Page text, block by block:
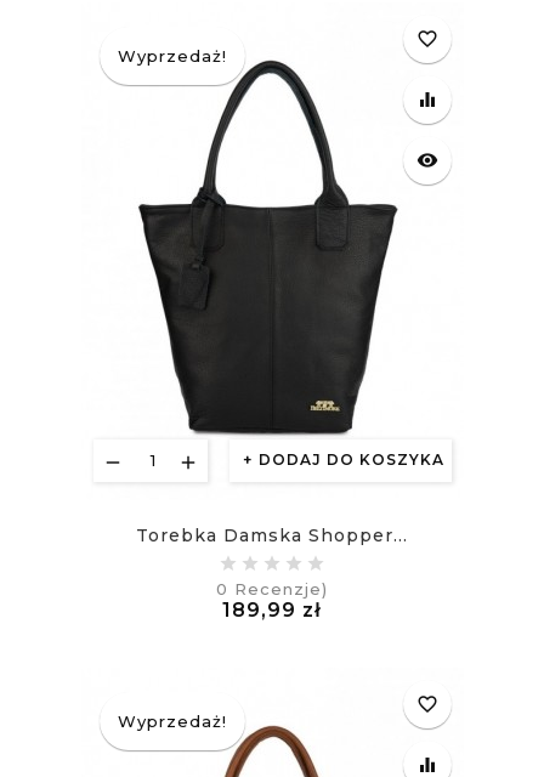
Wyprzedaż!
DODAJ DO KOSZYKA
favorite_border
equalizer
visibility
Torebka Damska Shopper...
0 Recenzje)
189,99 zł
Wyprzedaż!
favorite_border
equalizer